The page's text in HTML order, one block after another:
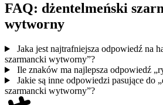
FAQ: dżentelmeński
wytworny
Jaka jest najtrafniejsza odpowiedź na
szarmancki wytworny”?
Ile znaków ma najlepsza odpowiedź
Jakie są inne odpowiedzi pasujące do
szarmancki wytworny”?